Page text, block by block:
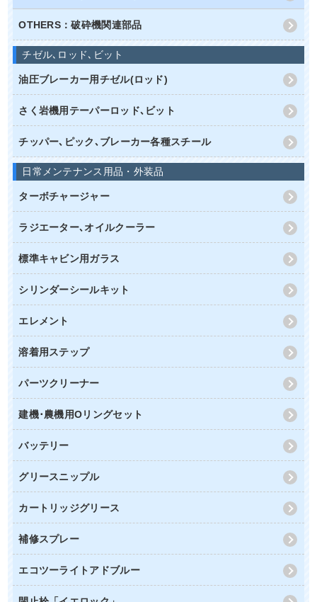
OTHERS：破砕機関連部品
チゼル､ロッド､ビット
油圧ブレーカー用チゼル(ロッド)
さく岩機用テーパーロッド､ビット
チッパー､ピック､ブレーカー各種スチール
日常メンテナンス用品・外装品
ターボチャージャー
ラジエーター､オイルクーラー
標準キャビン用ガラス
シリンダーシールキット
エレメント
溶着用ステップ
パーツクリーナー
建機･農機用Oリングセット
バッテリー
グリースニップル
カートリッジグリース
補修スプレー
エコツーライトアドブルー